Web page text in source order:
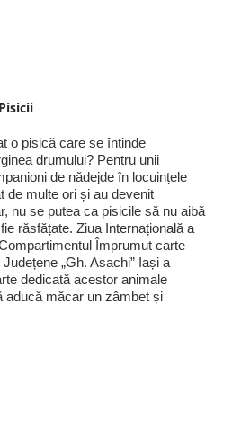
o pisică care se întinde
drumului? Pentru unii
de nădejde în locuințele
de multe ori și au devenit
nu se putea ca pisicile să nu aibă
răsfățate. Ziua Internațională a
Împrumut carte
„Gh. Asachi” Iași a
dedicată acestor animale
aducă măcar un zâmbet și